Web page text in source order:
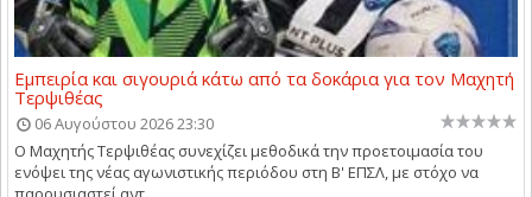
Εμπειρία και σιγουριά κάτω από τα δοκάρια για τον Μαχητή
Τερψιθέας
06 Αυγούστου 2026 23:30
Ο Μαχητής Τερψιθέας συνεχίζει μεθοδικά την προετοιμασία του
ενόψει της νέας αγωνιστικής περιόδου στη Β' ΕΠΣΛ, με στόχο να